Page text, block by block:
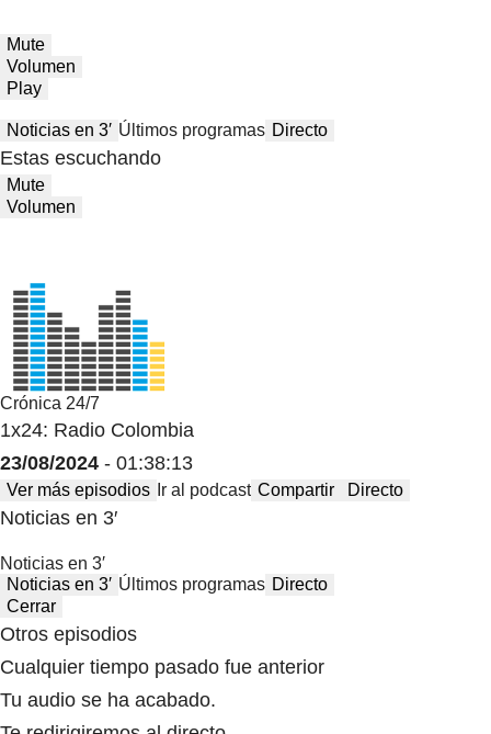
Mute
Volumen
Play
Noticias en 3′ Últimos programas Directo
Estas escuchando
Mute
Volumen
Crónica 24/7
1x24: Radio Colombia
23/08/2024 - 01:38:13
Ver más episodios Ir al podcast Compartir Directo
Noticias en 3′
Noticias en 3′
Noticias en 3′ Últimos programas Directo
Cerrar
Otros episodios
Cualquier tiempo pasado fue anterior
Tu audio se ha acabado.